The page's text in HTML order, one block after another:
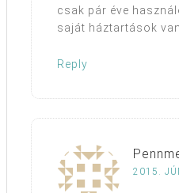
csak pár éve
saját háztartások van.
Reply
2015.